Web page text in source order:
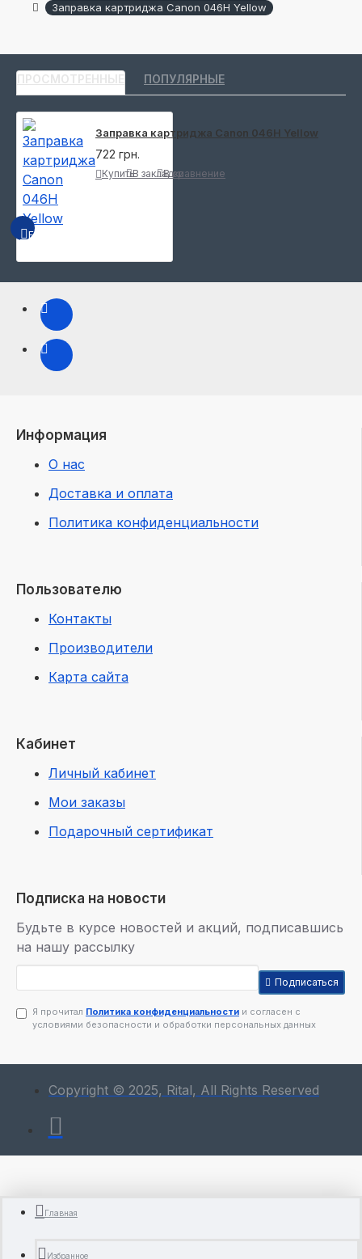
Заправка картриджа Canon 046H Yellow
ПРОСМОТРЕННЫЕ ПОПУЛЯРНЫЕ
БЫСТРЫЙ ПРОСМОТР
Заправка картриджа Canon 046H Yellow
722 грн.
КупитьВ закладкиВ сравнение
Информация
О нас
Доставка и оплата
Политика конфиденциальности
Пользователю
Контакты
Производители
Карта сайта
Кабинет
Личный кабинет
Мои заказы
Подарочный сертификат
Подписка на новости
Будьте в курсе новостей и акций, подписавшись
на нашу рассылку
Подписаться
Я прочитал Политика конфиденциальности и согласен с
условиями безопасности и обработки персональных данных
Copyright © 2025, Rital, All Rights Reserved
Главная
Избранное